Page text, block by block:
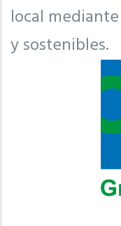
local
y sostenibles.